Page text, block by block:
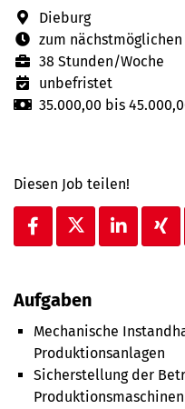
Dieburg
zum
38 Stunden/Woche
unbefristet
35.000,00 bis
Diesen Job teilen!
Aufgaben
Mechanische
Produktionsanlagen
Sicherstellung der
Produktionsmaschinen